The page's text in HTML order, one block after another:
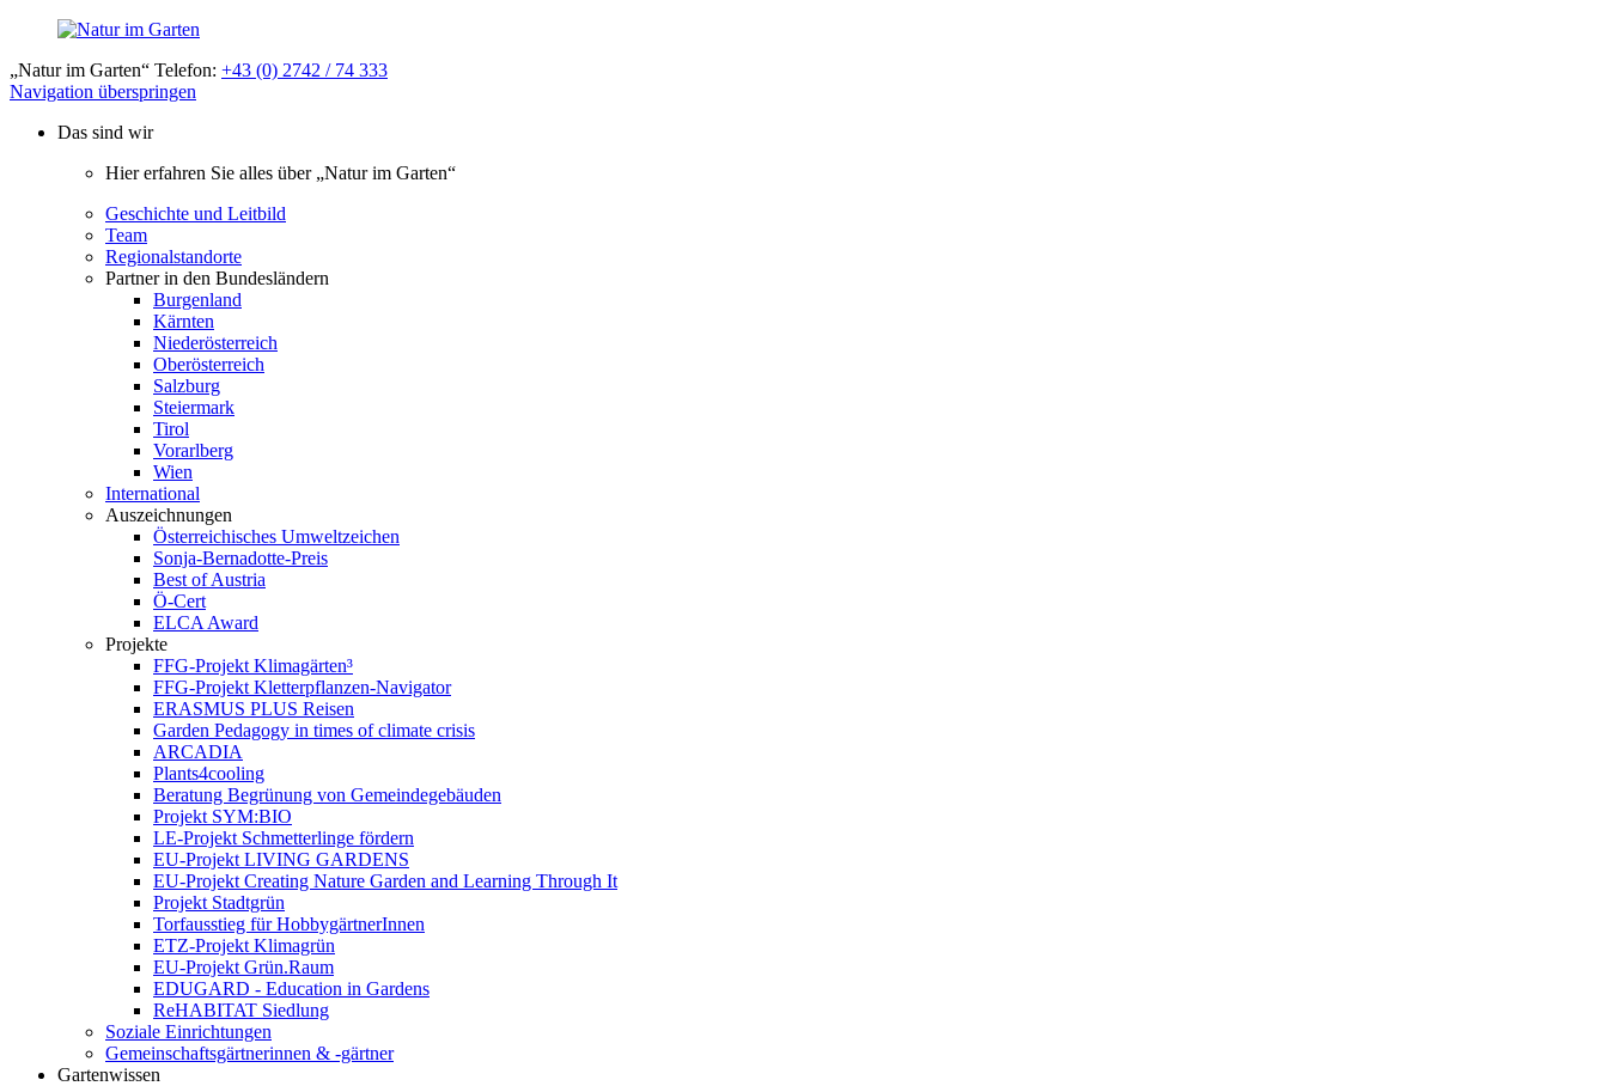
„Natur im Garten“ Telefon: +43 (0) 2742 / 74 333
Navigation überspringen
Das sind wir
Hier erfahren Sie alles über „Natur im Garten“
Geschichte und Leitbild
Team
Regionalstandorte
Partner in den Bundesländern
Burgenland
Kärnten
Niederösterreich
Oberösterreich
Salzburg
Steiermark
Tirol
Vorarlberg
Wien
International
Auszeichnungen
Österreichisches Umweltzeichen
Sonja-Bernadotte-Preis
Best of Austria
Ö-Cert
ELCA Award
Projekte
FFG-Projekt Klimagärten³
FFG-Projekt Kletterpflanzen-Navigator
ERASMUS PLUS Reisen
Garden Pedagogy in times of climate crisis
ARCADIA
Plants4cooling
Beratung Begrünung von Gemeindegebäuden
Projekt SYM:BIO
LE-Projekt Schmetterlinge fördern
EU-Projekt LIVING GARDENS
EU-Projekt Creating Nature Garden and Learning Through It
Projekt Stadtgrün
Torfausstieg für HobbygärtnerInnen
ETZ-Projekt Klimagrün
EU-Projekt Grün.Raum
EDUGARD - Education in Gardens
ReHABITAT Siedlung
Soziale Einrichtungen
Gemeinschaftsgärtnerinnen & -gärtner
Gartenwissen